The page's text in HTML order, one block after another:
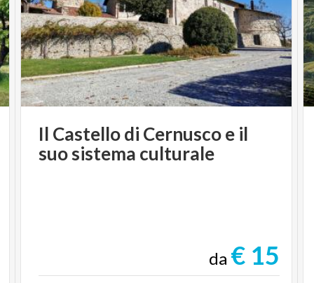
Il Castellodi Cernuscoe il
suosistema culturale
da € 15